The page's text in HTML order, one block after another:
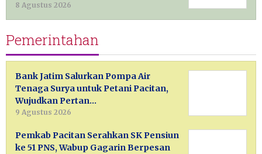
8 Agustus 2026
Pemerintahan
Bank Jatim Salurkan Pompa Air
Tenaga Surya untuk Petani Pacitan,
Wujudkan Pertan…
9 Agustus 2026
Pemkab Pacitan Serahkan SK Pensiun
ke 51 PNS, Wabup Gagarin Berpesan